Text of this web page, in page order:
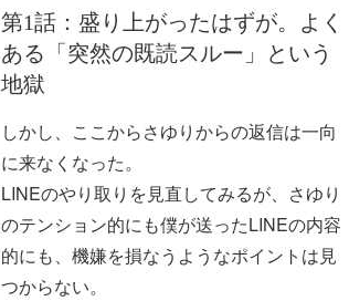
第1話：盛り上がったはずが。よく
ある「突然の既読スルー」という
地獄
しかし、ここからさゆりからの返信は一向
に来なくなった。
LINEのやり取りを見直してみるが、さゆり
のテンション的にも僕が送ったLINEの内容
的にも、機嫌を損なうようなポイントは見
つからない。